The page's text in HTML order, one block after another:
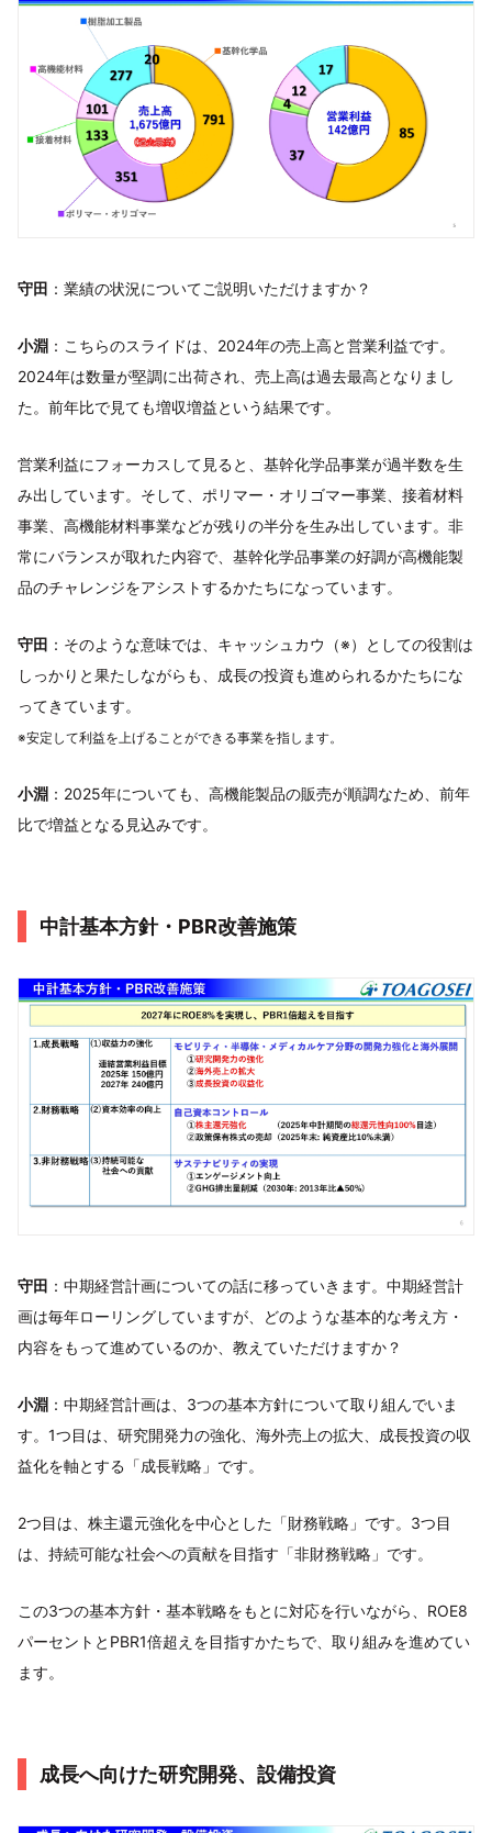
守田 ：業績の状況についてご説明いただけますか？
小淵 ：こちらのスライドは、2024年の売上高と営業利益です。
2024年は数量が堅調に出荷され、売上高は過去最高となりまし
た。前年比で見ても増収増益という結果です。
営業利益にフォーカスして見ると、基幹化学品事業が過半数を生
み出しています。そして、ポリマー・オリゴマー事業、接着材料
事業、高機能材料事業などが残りの半分を生み出しています。非
常にバランスが取れた内容で、基幹化学品事業の好調が高機能製
品のチャレンジをアシストするかたちになっています。
守田 ：そのような意味では、キャッシュカウ（※）としての役割は
しっかりと果たしながらも、成長の投資も進められるかたちにな
ってきています。
※安定して利益を上げることができる事業を指します。
小淵 ：2025年についても、高機能製品の販売が順調なため、前年
比で増益となる見込みです。
中計基本方針・PBR改善施策
守田 ：中期経営計画についての話に移っていきます。中期経営計
画は毎年ローリングしていますが、どのような基本的な考え方・
内容をもって進めているのか、教えていただけますか？
小淵 ：中期経営計画は、3つの基本方針について取り組んでいま
す。1つ目は、研究開発力の強化、海外売上の拡大、成長投資の収
益化を軸とする「成長戦略」です。
2つ目は、株主還元強化を中心とした「財務戦略」です。3つ目
は、持続可能な社会への貢献を目指す「非財務戦略」です。
この3つの基本方針・基本戦略をもとに対応を行いながら、ROE8
パーセントとPBR1倍超えを目指すかたちで、取り組みを進めてい
ます。
成長へ向けた研究開発、設備投資